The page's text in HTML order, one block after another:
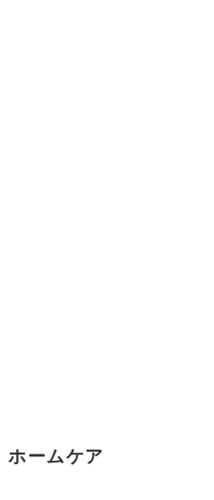
ホームケア